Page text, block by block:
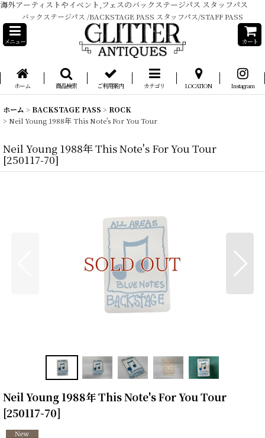
海外アーティストやイベント,フェスのバックステージパス スタッフパス
バックステージパス /BACKSTAGE PASS スタッフパス/STAFF PASS
メニュー カート
ホーム 商品検索 ご利用案内 カテゴリ LOCATION Instagram
ホーム > BACKSTAGE PASS > ROCK
> Neil Young 1988年 This Note's For You Tour
Neil Young 1988年 This Note's For You Tour
[250117-70]
Neil Young 1988年 This Note's For You Tour
[250117-70]